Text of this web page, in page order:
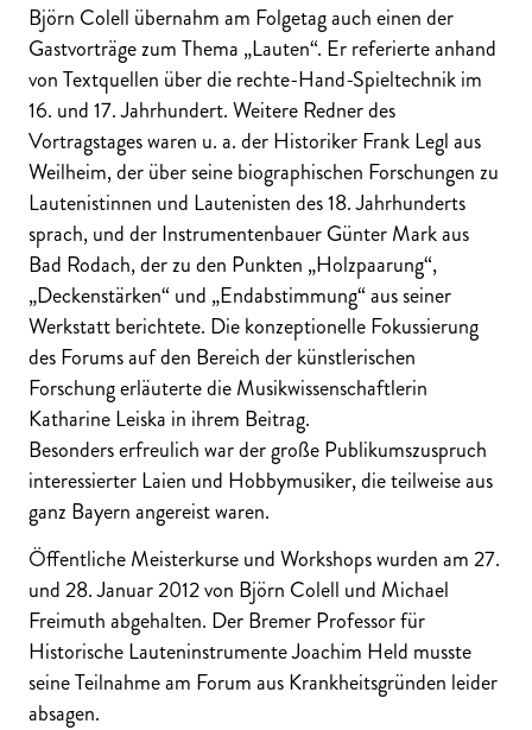
Björn Colell übernahm am Folgetag auch einen der
Gastvorträge zum Thema „Lauten“. Er referierte anhand
von Textquellen über die rechte-Hand-Spieltechnik im
16. und 17. Jahrhundert. Weitere Redner des
Vortragstages waren u. a. der Historiker Frank Legl aus
Weilheim, der über seine biographischen Forschungen zu
Lautenistinnen und Lautenisten des 18. Jahrhunderts
sprach, und der Instrumentenbauer Günter Mark aus
Bad Rodach, der zu den Punkten „Holzpaarung“,
„Deckenstärken“ und „Endabstimmung“ aus seiner
Werkstatt berichtete. Die konzeptionelle Fokussierung
des Forums auf den Bereich der künstlerischen
Forschung erläuterte die Musikwissenschaftlerin
Katharine Leiska in ihrem Beitrag.
Besonders erfreulich war der große Publikumszuspruch
interessierter Laien und Hobbymusiker, die teilweise aus
ganz Bayern angereist waren.
Öffentliche Meisterkurse und Workshops wurden am 27.
und 28. Januar 2012 von Björn Colell und Michael
Freimuth abgehalten. Der Bremer Professor für
Historische Lauteninstrumente Joachim Held musste
seine Teilnahme am Forum aus Krankheitsgründen leider
absagen.